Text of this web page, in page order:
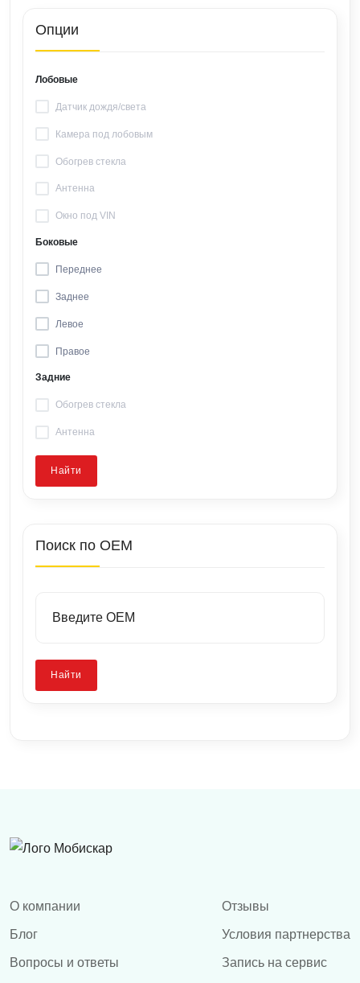
Опции
Лобовые
Датчик дождя/света
Камера под лобовым
Обогрев стекла
Антенна
Окно под VIN
Боковые
Переднее
Заднее
Левое
Правое
Задние
Обогрев стекла
Антенна
Найти
Поиск по OEM
Найти
О компании
Блог
Вопросы и ответы
Отзывы
Условия партнерства
Запись на сервис